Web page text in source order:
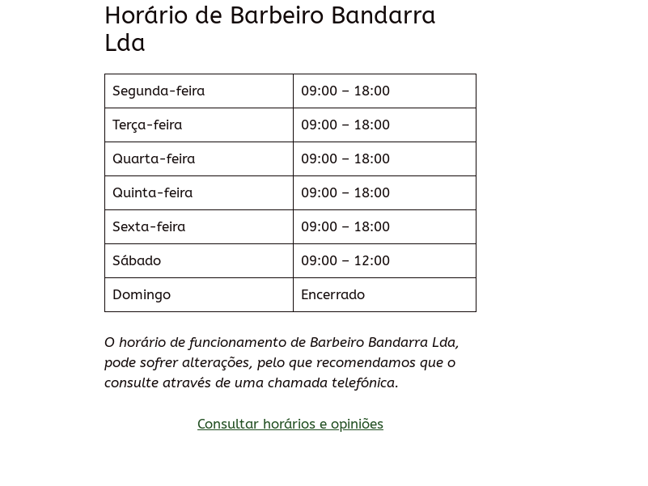
Horário de Barbeiro Bandarra
Lda
Segunda-feira 09:00 – 18:00
Terça-feira 09:00 – 18:00
Quarta-feira 09:00 – 18:00
Quinta-feira 09:00 – 18:00
Sexta-feira 09:00 – 18:00
Sábado 09:00 – 12:00
Domingo Encerrado
O horário de funcionamento de Barbeiro Bandarra Lda,
pode sofrer alterações, pelo que recomendamos que o
consulte através de uma chamada telefónica.
Consultar horários e opiniões